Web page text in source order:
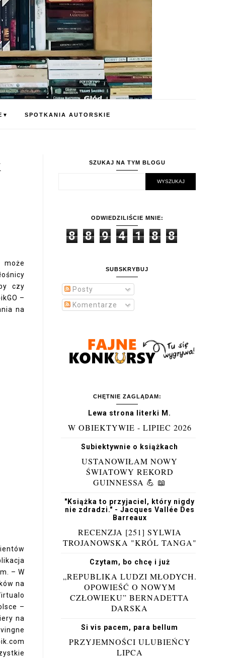
▼ SPOTKANIA AUTORSKIE
może
czy
–
na
– W
na
–
na
SZUKAJ NA TYM BLOGU
ODWIEDZILIŚCIE MNIE:
8 8 9 4 1 8 8
SUBSKRYBUJ
Posty
Komentarze
CHĘTNIE ZAGLĄDAM:
Lewa strona literki M.
W OBIEKTYWIE - LIPIEC 2026
Subiektywnie o książkach
USTANOWIŁAM NOWY
ŚWIATOWY REKORD
GUINNESSA 💪 📖
"Książka to przyjaciel, który nigdy
nie zdradzi." - Jacques Vallée Des
Barreaux
RECENZJA [251] SYLWIA
TROJANOWSKA "KRÓL TANGA"
Czytam, bo chcę i już
„REPUBLIKA LUDZI MŁODYCH.
OPOWIEŚĆ O NOWYM
CZŁOWIEKU” BERNADETTA
DARSKA
Si vis pacem, para bellum
PRZYJEMNOŚCI ULUBIEŃCY
LIPCA